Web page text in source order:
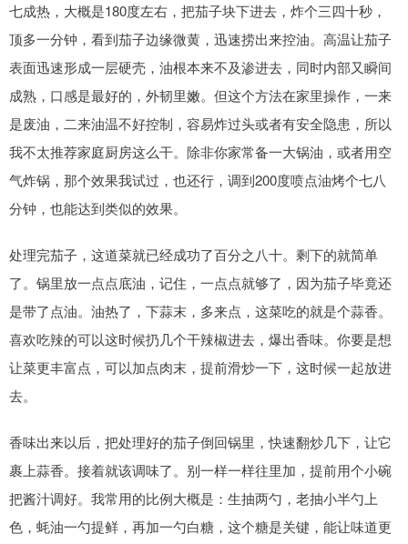
七成热，大概是180度左右，把茄子块下进去，炸个三四十秒，
顶多一分钟，看到茄子边缘微黄，迅速捞出来控油。高温让茄子
表面迅速形成一层硬壳，油根本来不及渗进去，同时内部又瞬间
成熟，口感是最好的，外韧里嫩。但这个方法在家里操作，一来
是废油，二来油温不好控制，容易炸过头或者有安全隐患，所以
我不太推荐家庭厨房这么干。除非你家常备一大锅油，或者用空
气炸锅，那个效果我试过，也还行，调到200度喷点油烤个七八
分钟，也能达到类似的效果。
处理完茄子，这道菜就已经成功了百分之八十。剩下的就简单
了。锅里放一点点底油，记住，一点点就够了，因为茄子毕竟还
是带了点油。油热了，下蒜末，多来点，这菜吃的就是个蒜香。
喜欢吃辣的可以这时候扔几个干辣椒进去，爆出香味。你要是想
让菜更丰富点，可以加点肉末，提前滑炒一下，这时候一起放进
去。
香味出来以后，把处理好的茄子倒回锅里，快速翻炒几下，让它
裹上蒜香。接着就该调味了。别一样一样往里加，提前用个小碗
把酱汁调好。我常用的比例大概是：生抽两勺，老抽小半勺上
色，蚝油一勺提鲜，再加一勺白糖，这个糖是关键，能让味道更